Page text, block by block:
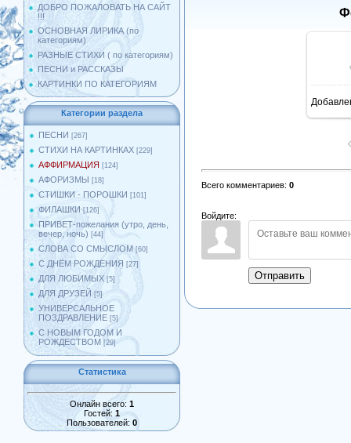
ДОБРО ПОЖАЛОВАТЬ НА САЙТ
!!!
ОСНОВНАЯ ЛИРИКА (по
категориям)
РАЗНЫЕ СТИХИ ( по категориям)
ПЕСНИ и РАССКАЗЫ
КАРТИНКИ ПО КАТЕГОРИЯМ
Категории раздела
ПЕСНИ [267]
СТИХИ НА КАРТИНКАХ [229]
АФФИРМАЦИЯ [124]
АФОРИЗМЫ [18]
СТИШКИ - ПОРОШКИ [101]
ФИЛАШКИ [126]
ПРИВЕТ-пожелания (утро, день,
вечер, ночь) [44]
СЛОВА СО СМЫСЛОМ [60]
С ДНЁМ РОЖДЕНИЯ [27]
ДЛЯ ЛЮБИМЫХ [5]
ДЛЯ ДРУЗЕЙ [5]
УНИВЕРСАЛЬНОЕ
ПОЗДРАВЛЕНИЕ [5]
С НОВЫМ ГОДОМ И
РОЖДЕСТВОМ [29]
Статистика
Онлайн всего: 1
Гостей: 1
Пользователей: 0
Всего комментариев: 0
Войдите:
Отправить